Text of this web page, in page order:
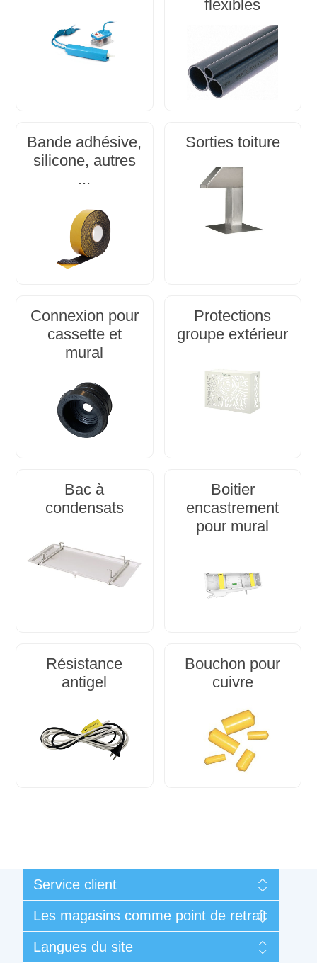
flexibles
Bande adhésive,
silicone, autres
...
Sorties toiture
Connexion pour
cassette et
mural
Protections
groupe extérieur
Bac à
condensats
Boitier
encastrement
pour mural
Résistance
antigel
Bouchon pour
cuivre
Service client
Mes commandes
Conditions générales de vente et de garantie
Contactez-nous
Les magasins comme point de retrait
Langues du site